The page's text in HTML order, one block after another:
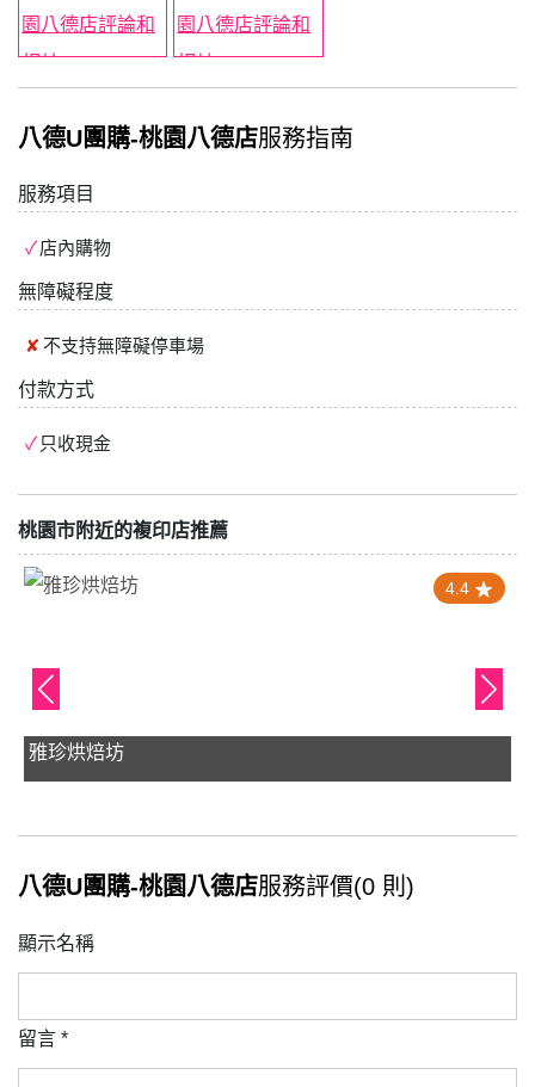
八德U團購-桃園八德店服務指南
服務項目
店內購物
無障礙程度
不支持無障礙停車場
付款方式
只收現金
桃園市附近的複印店推薦
4.4
雅珍烘焙坊
八德U團購-桃園八德店服務評價(0 則)
顯示名稱
留言 *